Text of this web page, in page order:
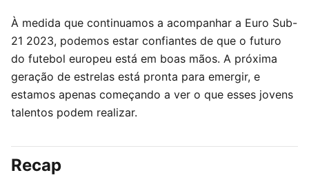
À medida que continuamos a acompanhar a Euro Sub-
21 2023, podemos estar confiantes de que o futuro
do futebol europeu está em boas mãos. A próxima
geração de estrelas está pronta para emergir, e
estamos apenas começando a ver o que esses jovens
talentos podem realizar.
Recap